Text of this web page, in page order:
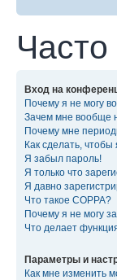
Вход на
Почему я не могу
Зачем мне вообще
Почему мне
Как сделать,
Я забыл пароль!
Я только что
Я давно
Что такое COPPA?
Почему я не могу
Что делает
Параметры и
Как мне изменить